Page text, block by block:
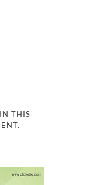
THIS